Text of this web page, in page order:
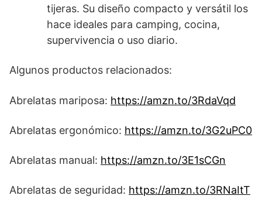
tijeras. Su diseño compacto y versátil los
hace ideales para camping, cocina,
supervivencia o uso diario.
Algunos productos relacionados:
Abrelatas mariposa: https://amzn.to/3RdaVqd
Abrelatas ergonómico: https://amzn.to/3G2uPC0
Abrelatas manual: https://amzn.to/3E1sCGn
Abrelatas de seguridad: https://amzn.to/3RNaItT